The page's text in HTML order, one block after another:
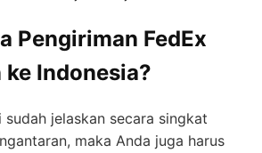
Pengiriman FedEx
Indonesia?
jelaskan secara singkat
maka Anda juga harus